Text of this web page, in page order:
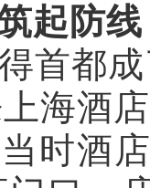
起防线
首都
海酒
时酒